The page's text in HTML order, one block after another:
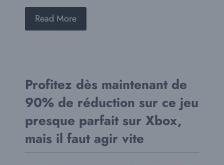
Read More
Profitez dès maintenant de
90% de réduction sur ce jeu
presque parfait sur Xbox,
mais il faut agir vite